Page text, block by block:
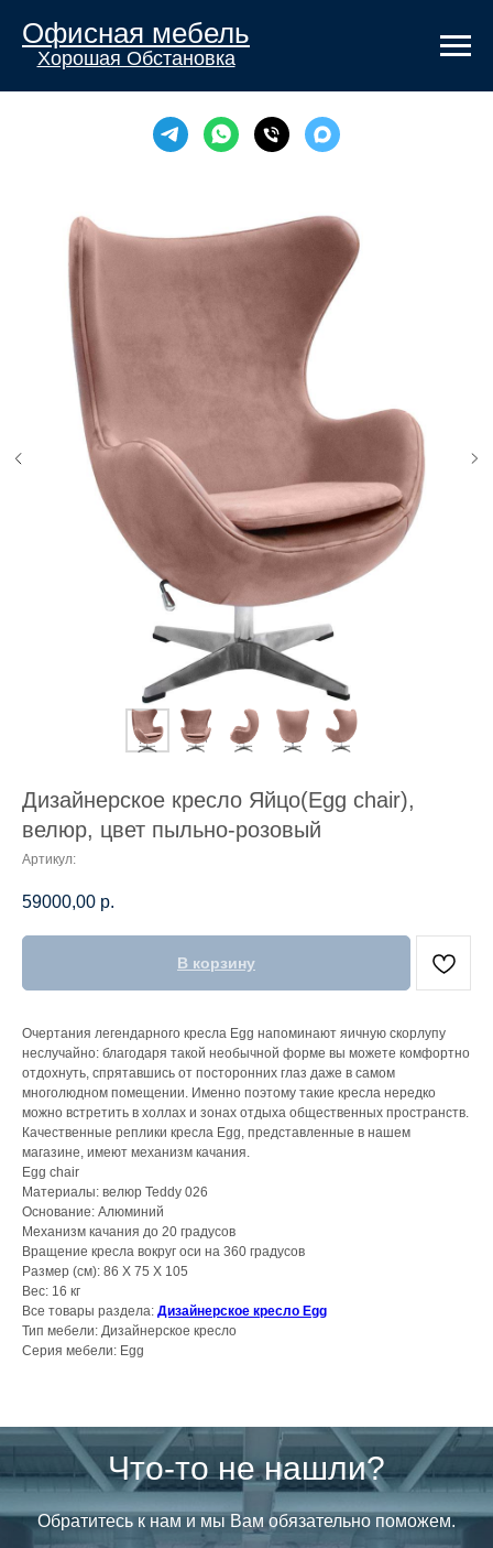
Офисная мебель
Хорошая Обстановка
Дизайнерское кресло Яйцо(Egg chair),
велюр, цвет пыльно-розовый
Артикул:
59000,00 р.
В корзину
Очертания легендарного кресла Egg напоминают яичную скорлупу
неслучайно: благодаря такой необычной форме вы можете комфортно
отдохнуть, спрятавшись от посторонних глаз даже в самом
многолюдном помещении. Именно поэтому такие кресла нередко
можно встретить в холлах и зонах отдыха общественных пространств.
Качественные реплики кресла Egg, представленные в нашем
магазине, имеют механизм качания.
Egg chair
​Материалы: велюр Teddy 026
Основание: Алюминий
Механизм качания до 20 градусов
Вращение кресла вокруг оси на 360 градусов
Размер (см): 86 X 75 X 105
Вес: 16 кг
Все товары раздела: Дизайнерское кресло Egg
Тип мебели: Дизайнерское кресло
Серия мебели: Egg
Что-то не нашли?
Обратитесь к нам и мы Вам обязательно поможем.